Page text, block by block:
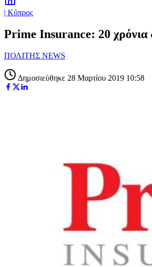
| Κύπρος
Prime Insurance: 20 χρόνια
ΠΟΛΙΤΗΣ NEWS
Δημοσιεύθηκε 28 Μαρτίου 2019 10:58